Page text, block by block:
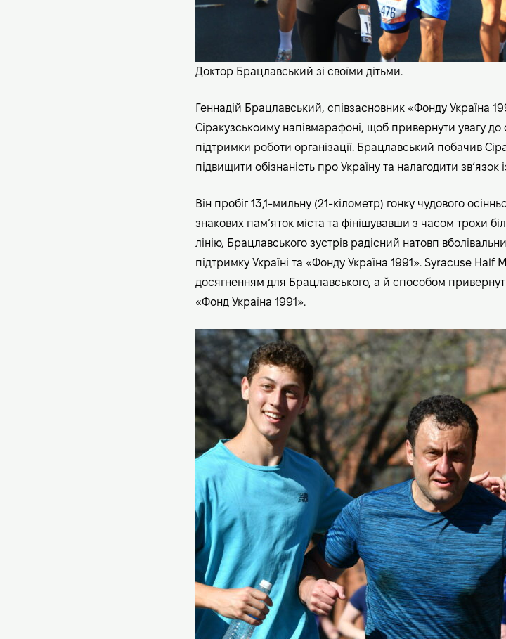
Доктор Брацлавський зі своїми дітьми.
Геннадій Брацлавський, співзасновник «Фонду Україна
Сіракузськоиму напівмарафоні, щоб привернути увагу до
підтримки роботи організації. Брацлавський побачив
підвищити обізнаність про Україну та налагодити
Він пробіг 13,1-мильну (21-кілометр) гонку чудового
знакових пам’яток міста та фінішувавши з часом трохи
лінію, Брацлавського зустрів радісний натовп
підтримку Україні та «Фонду Україна 1991». Syracuse
досягненням для Брацлавського, а й способом
«Фонд Україна 1991».